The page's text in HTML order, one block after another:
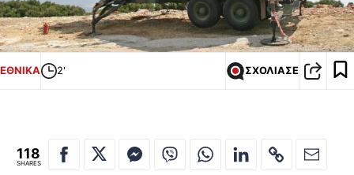
ΕΘΝΙΚΑ 2' ΣΧΟΛΙΑΣΕ
118
SHARES